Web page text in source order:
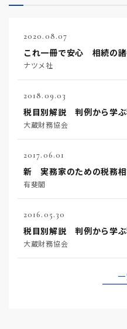
2020.08.07
これ一冊で安心 相続の
ナツメ社
2018.09.03
大蔵財務協会
2017.06.01
新 実務家のための税務
有斐閣
2016.05.30
大蔵財務協会